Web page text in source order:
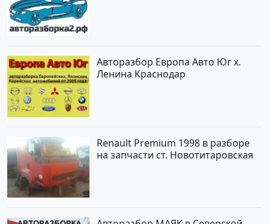
Авторазбор Европа Авто Юг х.
Ленина Краснодар
Renault Premium 1998 в разборе
на запчасти ст. Новотитаровская